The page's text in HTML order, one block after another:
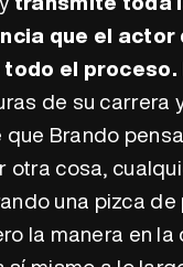
que el actor
el proceso.
de su carrera
Brando
otra cosa,
una pizca de
la manera en